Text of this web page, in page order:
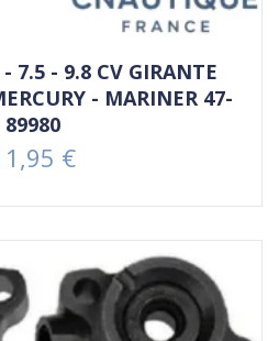
7.5 - 9.8 CV GIRANTE
- MARINER 47-
89980
€